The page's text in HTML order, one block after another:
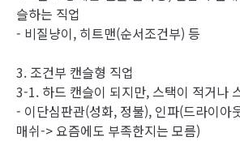
슬하는 직업
- 비질냥이, 히트맨(순서조건부) 등
3. 조건부 캔슬형 직업
3-1. 하드 캔슬이 되지만, 스택이 적거나
- 이단심판관(성화, 정불), 인파(드라이아
매쉬-> 요즘에도 부족한지는 모름)